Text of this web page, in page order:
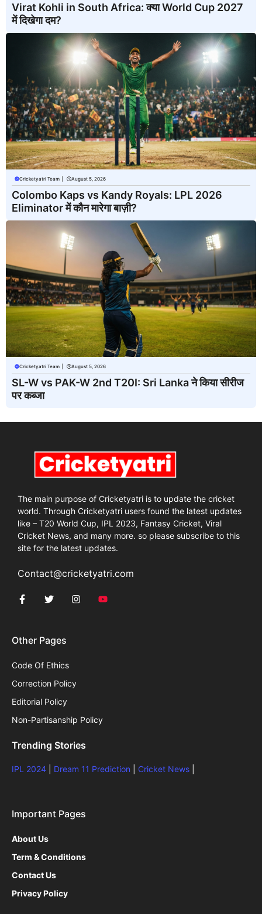
Virat Kohli in South Africa: क्या World Cup 2027
में दिखेगा दम?
Cricketyatri Team August 5, 2026
Colombo Kaps vs Kandy Royals: LPL 2026
Eliminator में कौन मारेगा बाज़ी?
Cricketyatri Team August 5, 2026
SL-W vs PAK-W 2nd T20I: Sri Lanka ने किया सीरीज
पर कब्जा
The main purpose of Cricketyatri is to update the cricket
world. Through Cricketyatri users found the latest updates
like – T20 World Cup, IPL 2023, Fantasy Cricket, Viral
Cricket News, and many more. so please subscribe to this
site for the latest updates.
Contact@cricketyatri.com
Other Pages
Code Of Ethics
Correction Policy
Editorial Policy
Non-Partisanship Policy
Trending Stories
IPL 2024 Dream 11 Prediction Cricket News
Important Pages
About Us
Term & Conditions
Contact Us
Privacy Policy